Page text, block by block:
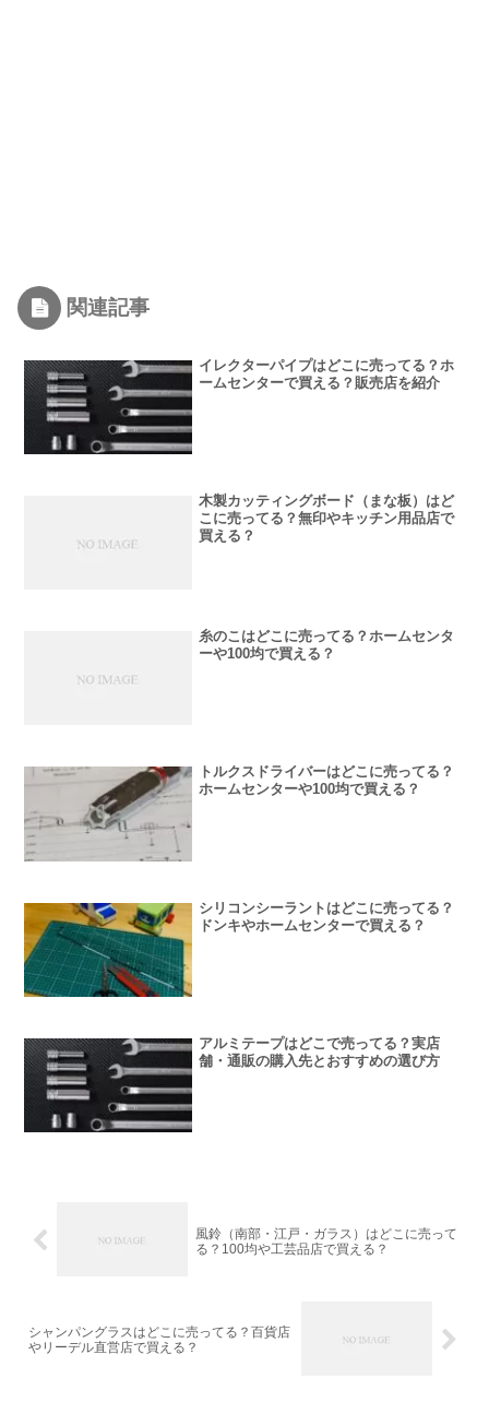
関連記事
イレクターパイプはどこに売ってる？ホ
ームセンターで買える？販売店を紹介
木製カッティングボード（まな板）はど
こに売ってる？無印やキッチン用品店で
買える？
糸のこはどこに売ってる？ホームセンタ
ーや100均で買える？
トルクスドライバーはどこに売ってる？
ホームセンターや100均で買える？
シリコンシーラントはどこに売ってる？
ドンキやホームセンターで買える？
アルミテープはどこで売ってる？実店
舗・通販の購入先とおすすめの選び方
風鈴（南部・江戸・ガラス）はどこに売って
る？100均や工芸品店で買える？
シャンパングラスはどこに売ってる？百貨店
やリーデル直営店で買える？